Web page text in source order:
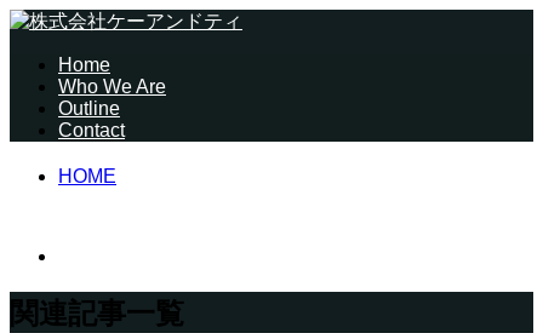
Home
Who We Are
Outline
Contact
HOME
関連記事一覧